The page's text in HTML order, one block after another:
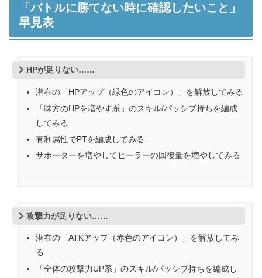
「バトルに勝てない時に確認したいこと」
早見表
HPが足りない……
潜在の「HPアップ（緑色のアイコン）」を解放してみる
「味方のHPを増やす系」のスキル/パッシブ持ちを編成
してみる
有利属性でPTを編成してみる
サポーターを増やしてヒーラーの回復量を増やしてみる
攻撃力が足りない……
潜在の「ATKアップ（赤色のアイコン）」を解放してみ
る
「全体の攻撃力UP系」のスキル/パッシブ持ちを編成し